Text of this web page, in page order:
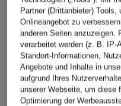
+Aktionsrabatt
STROKESMAN'S
Cashmere-Pullover
79,99 €
Bestpreis:67,99 €
Ursprünglich:169,99 €
Partner (Drittanbieter)
Onlineangebot zu
anderen Seiten anzuzeigen.
verarbeitet werden (z. B. IP-
Standort-Informationen,
Angebote und Inhalte in
aufgrund Ihres
unserer Webseite, um diese
Optimierung der